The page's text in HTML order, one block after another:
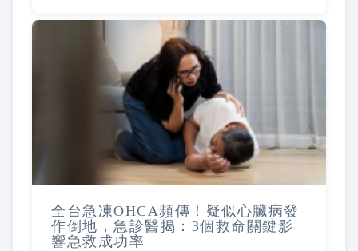
全台急凍OHCA頻傳！疑似心臟病發
作倒地，急診醫揭：3個救命關鍵影
響急救成功率